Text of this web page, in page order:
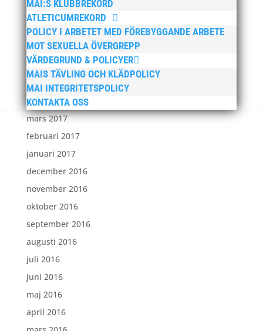
MAI:S KLUBBREKORD
ATLETICUMREKORD
POLICY I ARBETET MED FÖREBYGGANDE ARBETE
MOT SEXUELLA ÖVERGREPP
VÄRDEGRUND & POLICYER
MAIS TÄVLING OCH KLÄDPOLICY
MAI INTEGRITETSPOLICY
KONTAKTA OSS
september 2017
augusti 2017
juli 2017
juni 2017
maj 2017
april 2017
mars 2017
februari 2017
januari 2017
december 2016
november 2016
oktober 2016
september 2016
augusti 2016
juli 2016
juni 2016
maj 2016
april 2016